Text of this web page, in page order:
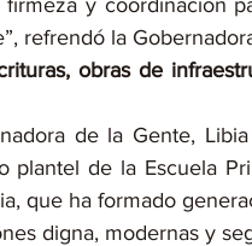
refrendó la
obras de
de la Gente,
plantel de la Escuela
que ha formado
digna, modernas y